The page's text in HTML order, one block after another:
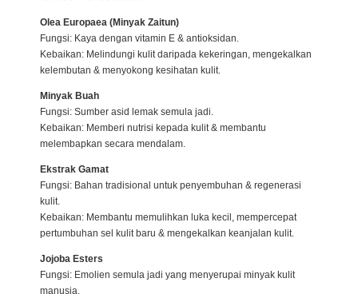
Olea Europaea (Minyak Zaitun)
Fungsi: Kaya dengan vitamin E & antioksidan.
Kebaikan: Melindungi kulit daripada kekeringan, mengekalkan
kelembutan & menyokong kesihatan kulit.
Minyak Buah
Fungsi: Sumber asid lemak semula jadi.
Kebaikan: Memberi nutrisi kepada kulit & membantu
melembapkan secara mendalam.
Ekstrak Gamat
Fungsi: Bahan tradisional untuk penyembuhan & regenerasi
kulit.
Kebaikan: Membantu memulihkan luka kecil, mempercepat
pertumbuhan sel kulit baru & mengekalkan keanjalan kulit.
Jojoba Esters
Fungsi: Emolien semula jadi yang menyerupai minyak kulit
manusia.